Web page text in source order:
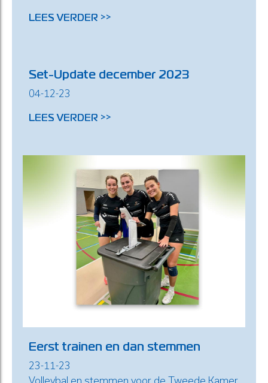
LEES VERDER >>
Set-Update december 2023
04-12-23
LEES VERDER >>
Eerst trainen en dan stemmen
23-11-23
Volleybal en stemmen voor de Tweede Kamer